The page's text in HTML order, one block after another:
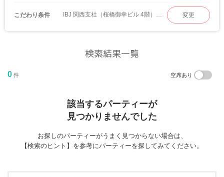
こだわり条件 IBJ 関西支社（桜橋御幸ビル 4階）｜人気職業・高学歴の女性 変更
検索結果一覧
0 件 空席あり
該当するパーティーが
見つかりませんでした
お探しのパーティーがうまく見つからない場合は、
【検索のヒント】を参考にパーティーを探してみてください。